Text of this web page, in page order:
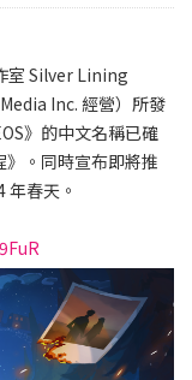
室 Silver Lining
Inc. 經營）所發
》的中文名稱已確
。同時宣布即將推
春天。